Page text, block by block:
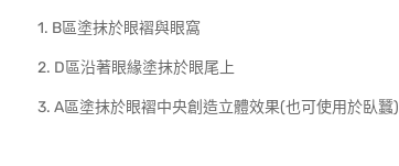
1. B區塗抹於眼褶與眼窩
2. D區沿著眼緣塗抹於眼尾上
3. A區塗抹於眼褶中央創造立體效果(也可使用於臥蠶)